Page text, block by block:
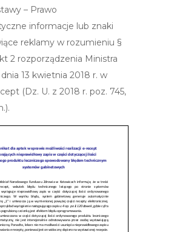
– Prawo
informacje lub znaki
reklamy w rozumieniu §
2 rozporządzenia Ministra
13 kwietnia 2018 r. w
(Dz. U. z 2018 r. poz. 745,